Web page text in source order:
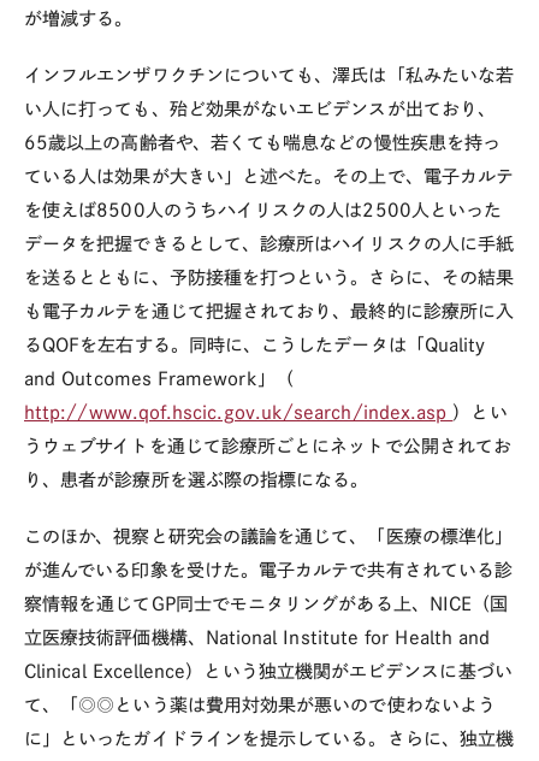
が増減する。
インフルエンザワクチンについても、澤氏は「私みたいな若
い人に打っても、殆ど効果がないエビデンスが出ており、
65歳以上の高齢者や、若くても喘息などの慢性疾患を持っ
ている人は効果が大きい」と述べた。その上で、電子カルテ
を使えば8500人のうちハイリスクの人は2500人といった
データを把握できるとして、診療所はハイリスクの人に手紙
を送るとともに、予防接種を打つという。さらに、その結果
も電子カルテを通じて把握されており、最終的に診療所に入
るQOFを左右する。同時に、こうしたデータは「Quality
and Outcomes Framework」（
http://www.qof.hscic.gov.uk/search/index.asp ）とい
うウェブサイトを通じて診療所ごとにネットで公開されてお
り、患者が診療所を選ぶ際の指標になる。
このほか、視察と研究会の議論を通じて、「医療の標準化」
が進んでいる印象を受けた。電子カルテで共有されている診
察情報を通じてGP同士でモニタリングがある上、NICE（国
立医療技術評価機構、National Institute for Health and
Clinical Excellence）という独立機関がエビデンスに基づい
て、「◎◎という薬は費用対効果が悪いので使わないよう
に」といったガイドラインを提示している。さらに、独立機